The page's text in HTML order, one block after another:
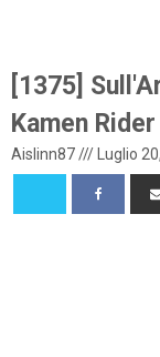
[1375]
Kamen
Aislinn87/// Luglio